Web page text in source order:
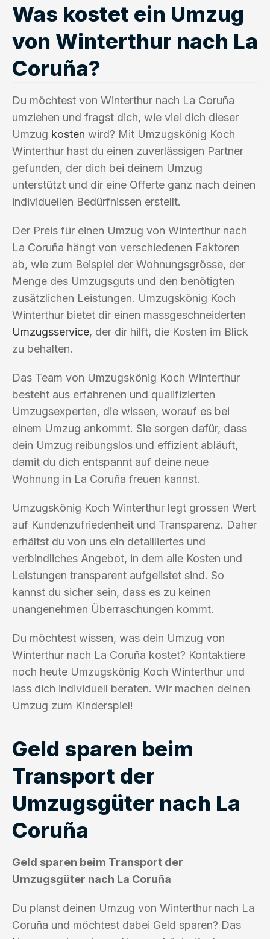
Was kostet ein Umzug
von Winterthur nach La
Coruña?
Du möchtest von Winterthur nach La Coruña
umziehen und fragst dich, wie viel dich dieser
Umzug kosten wird? Mit Umzugskönig Koch
Winterthur hast du einen zuverlässigen Partner
gefunden, der dich bei deinem Umzug
unterstützt und dir eine Offerte ganz nach deinen
individuellen Bedürfnissen erstellt.
Der Preis für einen Umzug von Winterthur nach
La Coruña hängt von verschiedenen Faktoren
ab, wie zum Beispiel der Wohnungsgrösse, der
Menge des Umzugsguts und den benötigten
zusätzlichen Leistungen. Umzugskönig Koch
Winterthur bietet dir einen massgeschneiderten
Umzugsservice, der dir hilft, die Kosten im Blick
zu behalten.
Das Team von Umzugskönig Koch Winterthur
besteht aus erfahrenen und qualifizierten
Umzugsexperten, die wissen, worauf es bei
einem Umzug ankommt. Sie sorgen dafür, dass
dein Umzug reibungslos und effizient abläuft,
damit du dich entspannt auf deine neue
Wohnung in La Coruña freuen kannst.
Umzugskönig Koch Winterthur legt grossen Wert
auf Kundenzufriedenheit und Transparenz. Daher
erhältst du von uns ein detailliertes und
verbindliches Angebot, in dem alle Kosten und
Leistungen transparent aufgelistet sind. So
kannst du sicher sein, dass es zu keinen
unangenehmen Überraschungen kommt.
Du möchtest wissen, was dein Umzug von
Winterthur nach La Coruña kostet? Kontaktiere
noch heute Umzugskönig Koch Winterthur und
lass dich individuell beraten. Wir machen deinen
Umzug zum Kinderspiel!
Geld sparen beim
Transport der
Umzugsgüter nach La
Coruña
Geld sparen beim Transport der
Umzugsgüter nach La Coruña
Du planst deinen Umzug von Winterthur nach La
Coruña und möchtest dabei Geld sparen? Das